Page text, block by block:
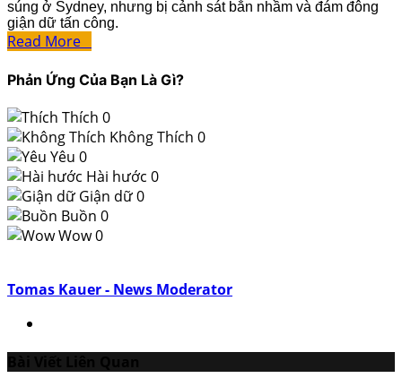
súng ở Sydney, nhưng bị cảnh sát bắn nhầm và đám đông
giận dữ tấn công.
Read More
Phản Ứng Của Bạn Là Gì?
Thích 0
Không Thích 0
Yêu 0
Hài hước 0
Giận dữ0
Buồn 0
Wow0
Tomas Kauer - News Moderator